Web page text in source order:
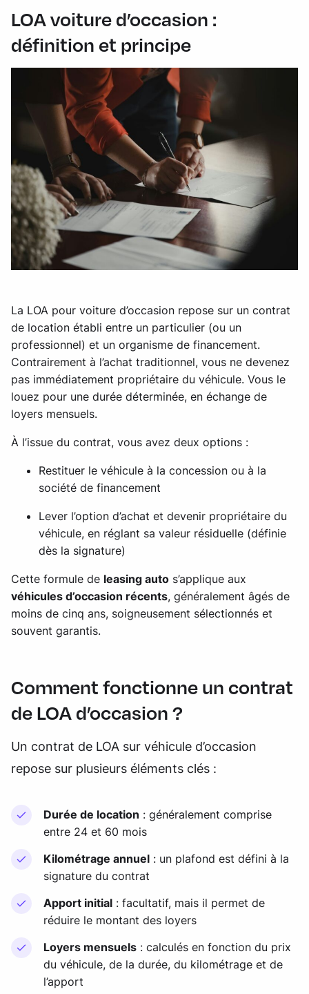
LOA voiture d’occasion :
définition et principe
La LOA pour voiture d’occasion repose sur un contrat
de location établi entre un particulier (ou un
professionnel) et un organisme de financement.
Contrairement à l’achat traditionnel, vous ne devenez
pas immédiatement propriétaire du véhicule. Vous le
louez pour une durée déterminée, en échange de
loyers mensuels.
À l’issue du contrat, vous avez deux options :
Restituer le véhicule à la concession ou à la
société de financement
Lever l’option d’achat et devenir propriétaire du
véhicule, en réglant sa valeur résiduelle (définie
dès la signature)
Cette formule de leasing auto s’applique aux
véhicules d’occasion récents, généralement âgés de
moins de cinq ans, soigneusement sélectionnés et
souvent garantis.
Comment fonctionne un contrat
de LOA d’occasion ?
Un contrat de LOA sur véhicule d’occasion
repose sur plusieurs éléments clés :
Durée de location : généralement comprise
entre 24 et 60 mois
Kilométrage annuel : un plafond est défini à la
signature du contrat
Apport initial : facultatif, mais il permet de
réduire le montant des loyers
Loyers mensuels : calculés en fonction du prix
du véhicule, de la durée, du kilométrage et de
l’apport